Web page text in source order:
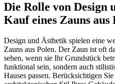
Die Rolle von Design
Kauf eines Zauns aus
Design und Ästhetik spielen eine
Zauns aus Polen. Der Zaun ist oft
sehen, wenn sie Ihr Grundstück
funktional sein, sondern auch
Hauses passen. Berücksichtigen